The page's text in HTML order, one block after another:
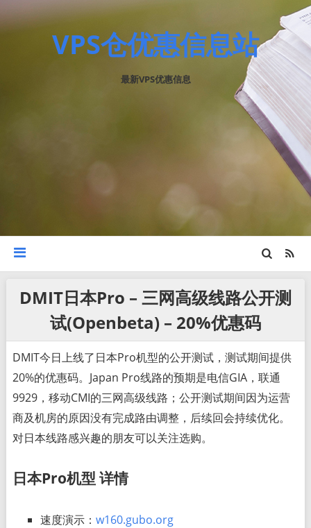
VPS仓优惠信息站
最新VPS优惠信息
DMIT日本Pro – 三网高级线路公开测
试(Openbeta) – 20%优惠码
DMIT今日上线了日本Pro机型的公开测试，测试期间提供
20%的优惠码。Japan Pro线路的预期是电信GIA，联通
9929，移动CMI的三网高级线路；公开测试期间因为运营
商及机房的原因没有完成路由调整，后续回会持续优化。
对日本线路感兴趣的朋友可以关注选购。
日本Pro机型 详情
速度演示： w160.gubo.org